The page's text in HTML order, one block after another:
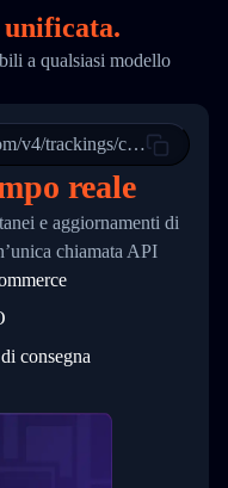
03-08 04: 22: 00",
"Departed
03-06 15:28:00",
"Shipment
"BEIJING-
a qualsiasi modello
v4/trackings/create
reale
e aggiornamenti di
chiamata API
consegna